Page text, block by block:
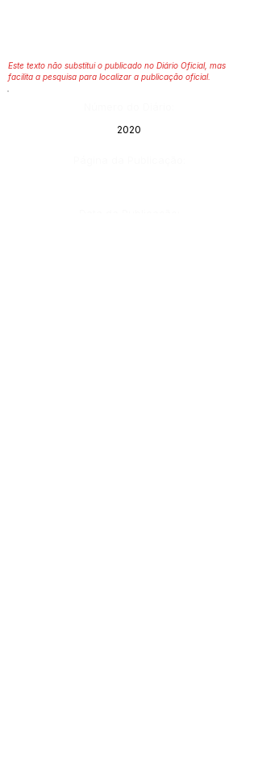
Este texto não substitui o publicado no Diário Oficial, mas
facilita a pesquisa para localizar a publicação oficial.
2020